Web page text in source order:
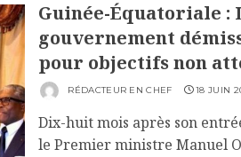
Guinée-Équatoriale :
gouvernement
pour objectifs non
RÉDACTEUR EN CHEF 18 JUIN
Dix-huit mois après son
le Premier ministre Manuel